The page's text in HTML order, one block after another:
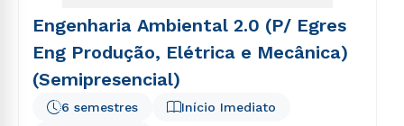
Engenharia Ambiental 2.0 (P/ Egres
Eng Produção, Elétrica e Mecânica)
(Semipresencial)
Início Imediato
6 semestres